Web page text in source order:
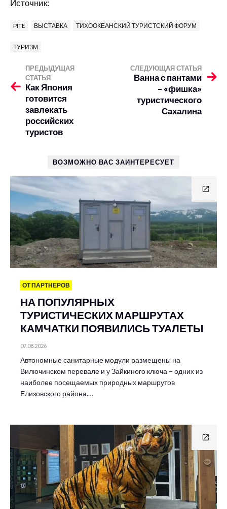
Источник:
PITE ВЫСТАВКА ТИХООКЕАНСКИЙ ТУРИСТСКИЙ ФОРУМ
ТУРИЗМ
ПРЕДЫДУЩАЯ
СТАТЬЯ
Как Япония
готовится
завлекать
российских
туристов
СЛЕДУЮЩАЯ СТАТЬЯ
Ванна с пантами
– «фишка»
туристического
Сахалина
ВОЗМОЖНО ВАС ЗАИНТЕРЕСУЕТ
ОТ ПАРТНЕРОВ
НА ПОПУЛЯРНЫХ
ТУРИСТИЧЕСКИХ МАРШРУТАХ
КАМЧАТКИ ПОЯВИЛИСЬ ТУАЛЕТЫ
07.08.2026
Автономные санитарные модули размещены на
Вилючинском перевале и у Зайкиного ключа – одних из
наиболее посещаемых природных маршрутов
Елизовского района.…